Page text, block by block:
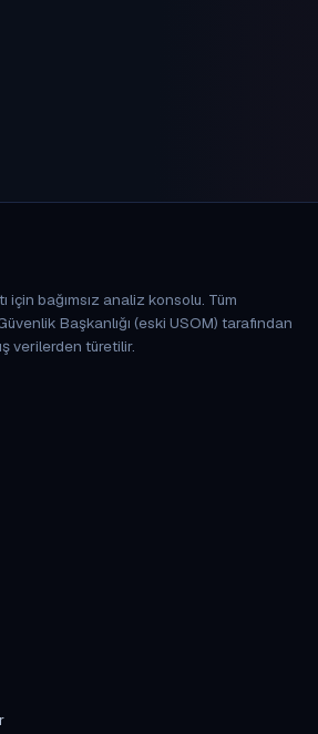
için bağımsız analiz konsolu. Tüm
Başkanlığı (eski USOM) tarafından
verilerden türetilir.